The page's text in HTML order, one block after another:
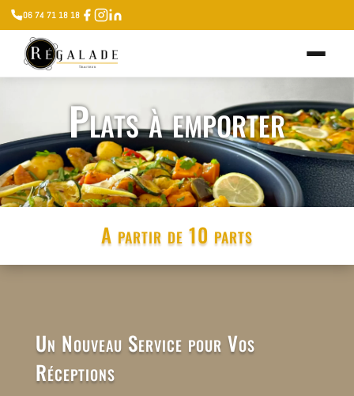
06 74 71 18 18
Plats à emporter
A partir de 10 parts
Un Nouveau Service pour Vos
Réceptions